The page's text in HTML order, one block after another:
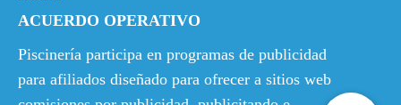
ACUERDO OPERATIVO
Piscinería participa en programas de publicidad
para afiliados diseñado para ofrecer a sitios web